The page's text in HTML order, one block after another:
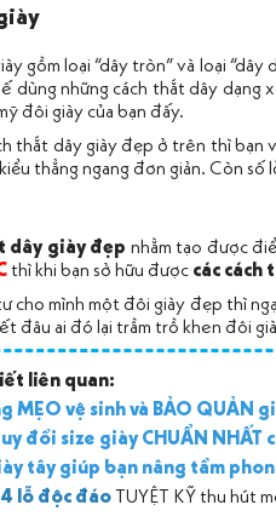
gồm loại “dây tròn” và loại
dùng những cách thắt dây
đôi giày của bạn đấy.
thắt dây giày đẹp ở trên thì bạn
thẳng ngang đơn giản. Còn
dây giày đẹp nhằm tạo được
thì khi bạn sở hữu được các cách
cho mình một đôi giày đẹp thì
đâu ai đó lại trầm trồ khen đôi
liên quan:
MẸO vệ sinh và BẢO QUẢN
đổi size giày CHUẨN NHẤT
tây giúp bạn nâng tầm
lỗ độc đáoTUYỆT KỸ thu hút